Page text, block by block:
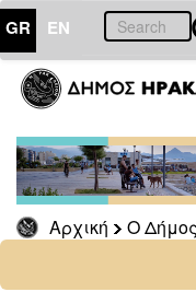
GR EN
Αρχική Ο Δήμος
ΔΗΜΟΣ
Εκλογές
Μάϊος
2024
Οκτώβριος